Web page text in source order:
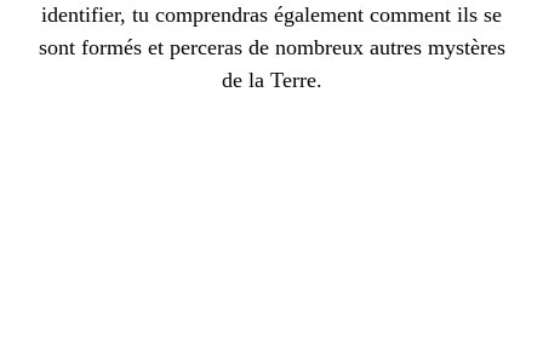
identifier, tu comprendras également comment ils se
sont formés et perceras de nombreux autres mystères
de la Terre.